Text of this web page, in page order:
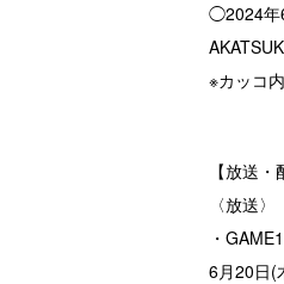
◯2024年
※カッコ
【放送・
〈放送〉
・GAME1
6月20日(